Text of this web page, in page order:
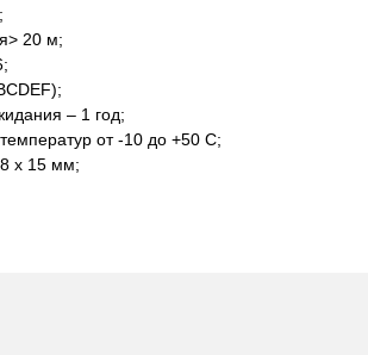
20 м;
– 1 год;
от -10 до +50 С;
х 15 мм;